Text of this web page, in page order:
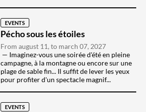
EVENTS
Pécho sous les étoiles
From august 11, to march 07, 2027
Imaginez-vous une soirée d'été en pleine
campagne, à la montagne ou encore sur une
plage de sable fin... Il suffit de lever les yeux
pour profiter d'un spectacle magnif...
EVENTS